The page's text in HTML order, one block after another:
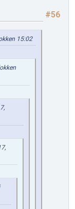
#56
15:02